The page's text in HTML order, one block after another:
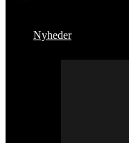
Nyheder